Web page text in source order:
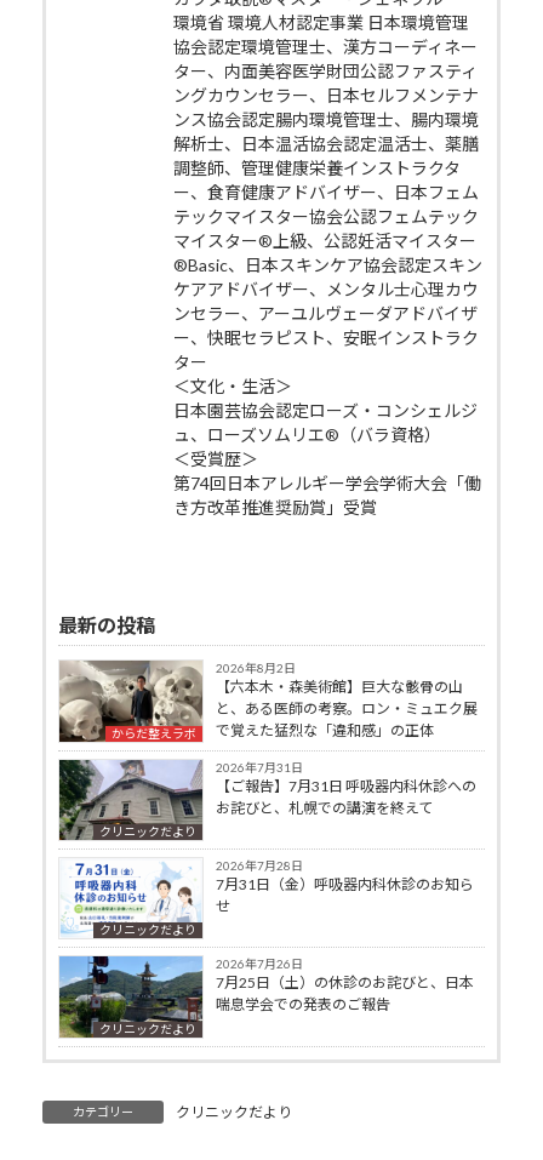
環境省 環境人材認定事業 日本環境管理
協会認定環境管理士、漢方コーディネー
ター、内面美容医学財団公認ファスティ
ングカウンセラー、日本セルフメンテナ
ンス協会認定腸内環境管理士、腸内環境
解析士、日本温活協会認定温活士、薬膳
調整師、管理健康栄養インストラクタ
ー、食育健康アドバイザー、日本フェム
テックマイスター協会公認フェムテック
マイスター®上級、公認妊活マイスター
®Basic、日本スキンケア協会認定スキン
ケアアドバイザー、メンタル士心理カウ
ンセラー、アーユルヴェーダアドバイザ
ー、快眠セラピスト、安眠インストラク
ター
＜文化・生活＞
日本園芸協会認定ローズ・コンシェルジ
ュ、ローズソムリエ®（バラ資格）
＜受賞歴＞
第74回日本アレルギー学会学術大会「働
き方改革推進奨励賞」受賞
最新の投稿
からだ整えラボ
2026年8月2日
【六本木・森美術館】巨大な骸骨の山
と、ある医師の考察。ロン・ミュエク展
で覚えた猛烈な「違和感」の正体
クリニックだより
2026年7月31日
【ご報告】7月31日 呼吸器内科休診への
お詫びと、札幌での講演を終えて
クリニックだより
2026年7月28日
7月31日（金）呼吸器内科休診のお知ら
せ
クリニックだより
2026年7月26日
7月25日（土）の休診のお詫びと、日本
喘息学会での発表のご報告
カテゴリー クリニックだより